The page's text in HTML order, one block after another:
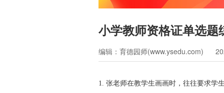
小学教师资格证单选题
编辑：育德园师(www.ysedu.com)
1. 张老师在教学生画画时，往往要求学